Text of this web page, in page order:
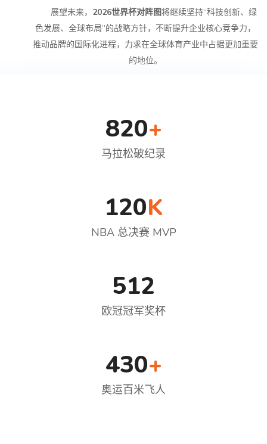
展望未来， 2026世界杯对阵图将继续坚持“科技创新、绿
色发展、全球布局”的战略方针，不断提升企业核心竞争力，
推动品牌的国际化进程，力求在全球体育产业中占据更加重要
的地位。
820+
马拉松破纪录
120K
NBA 总决赛 MVP
512
欧冠冠军奖杯
430+
奥运百米飞人